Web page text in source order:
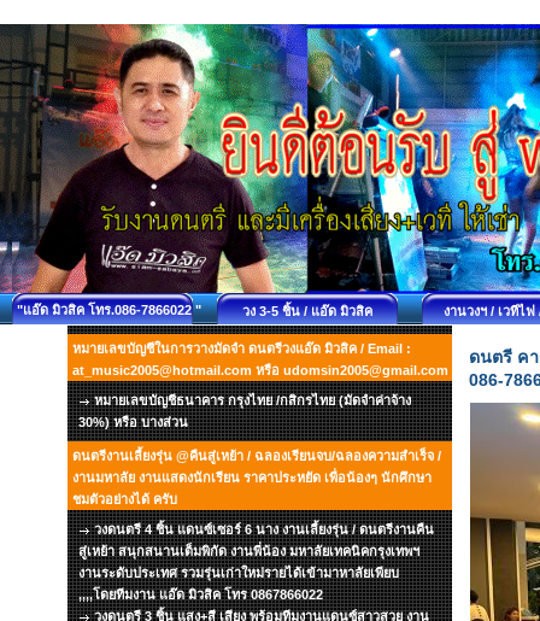
"แอ๊ด มิวสิค โทร.086-7866022 " วง 3-5 ชิ้น / แอ๊ด มิวสิค งานวงฯ / เวทีไ
หมายเลขบัญชีในการวางมัดจำ ดนตรีวงแอ๊ด มิวสิค / Email :
at_music2005@hotmail.com หรือ udomsin2005@gmail.com
หมายเลขบัญชีธนาคาร กรุงไทย /กสิกรไทย (มัดจำค่าจ้าง
30%) หรือ บางส่วน
ดนตรีงานเลี้ยงรุ่น @คืนสู่เหย้า / ฉลองเรียนจบ/ฉลองความสำเร็จ /
งานมหาลัย งานแสดงนักเรียน ราคาประหยัด เพื่อน้องๆ นักศึกษา
ชมตัวอย่างได้ ครับ
วงดนตรี 4 ชิ้น แดนซ์เซอร์ 6 นาง งานเลี้ยงรุ่น / ดนตรีงานคืน
สู่เหย้า สนุกสนานเต็มพิกัด งานพี่น้อง มหาลัยเทคนิคกรุงเทพฯ
งานระดับประเทศ รวมรุ่นเก่าใหม่รายได้เข้ามาหาลัยเพียบ
,,,,โดยทีมงาน แอ๊ด มิวสิค โทร 0867866022
วงดนตรี 3 ชิ้น แสง+สี เสียง พร้อมทีมงานแดนซ์สาวสวย งาน
ดนตรี ค
086-